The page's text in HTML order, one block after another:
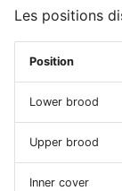
Les positions
Position
Lower brood
Upper brood
Inner cover